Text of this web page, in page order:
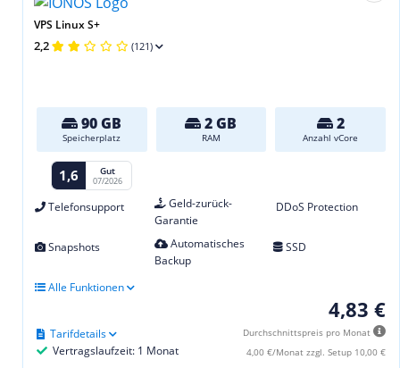
VPS Linux S+
2,2 (121)
90 GB
Speicherplatz
2 GB
RAM
2
Anzahl vCore
1,6 Gut
07/2026
Telefonsupport
Geld-zurück-
Garantie
DDoS Protection
Snapshots
Automatisches
Backup
SSD
Alle Funktionen
4,83 €
Durchschnittspreis pro Monat
4,00 €/Monat zzgl. Setup 10,00 €
Vertragslaufzeit: 1 Monat
Tarifdetails